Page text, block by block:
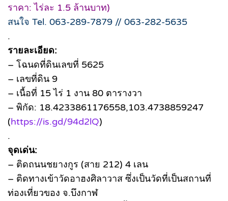
ราคา: ไร่ละ 1.5 ล้านบาท)
สนใจ Tel. 063-289-7879 // 063-282-5635
.
รายละเอียด:
– โฉนดที่ดินเลขที่ 5625
– เลขที่ดิน 9
– เนื้อที่ 15 ไร่ 1 งาน 80 ตารางวา
– พิกัด: 18.4233861176558,103.4738859247
(https://is.gd/94d2lQ)
.
จุดเด่น:
– ติดถนนชยางกูร (สาย 212) 4 เลน
– ติดทางเข้าวัดอาฮงศิลาวาส ซึ่งเป็นวัดที่เป็นสถานที่
ท่องเที่ยวของ จ.บึงกาฬ